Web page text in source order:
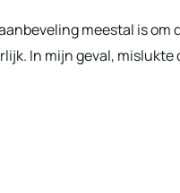
meestal is
In mijn geval,